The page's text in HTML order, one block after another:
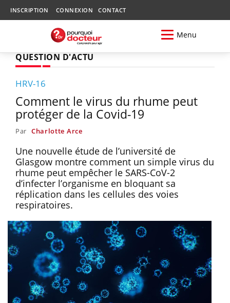
INSCRIPTION CONNEXION CONTACT
Menu
QUESTION D'ACTU
HRV-16
Comment le virus du rhume peut
protéger de la Covid-19
Par Charlotte Arce
Une nouvelle étude de l’université de
Glasgow montre comment un simple virus du
rhume peut empêcher le SARS-CoV-2
d’infecter l’organisme en bloquant sa
réplication dans les cellules des voies
respiratoires.